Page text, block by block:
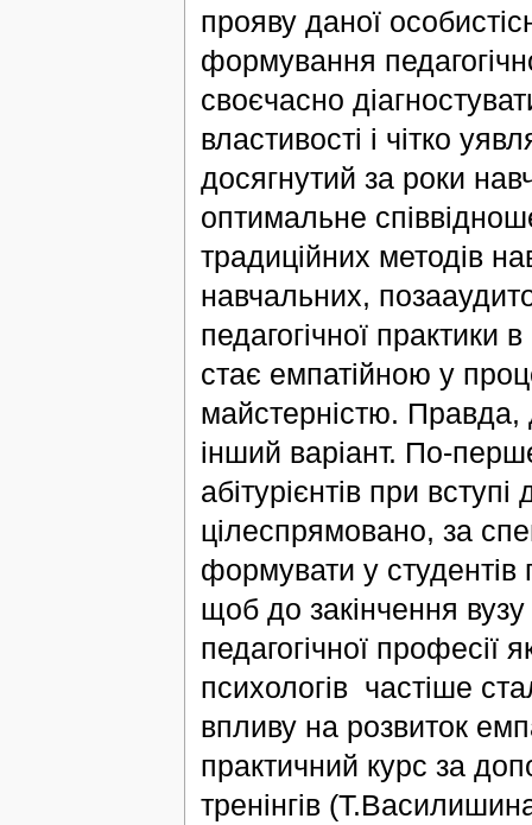
прояву даної
формування
своєчасно
властивості і чітко
досягнутий за роки
оптимальне
традиційних методів
навчальних,
педагогічної практики
стає емпатійною у
майстерністю.
інший варіант. По-
абітурієнтів при
цілеспрямовано, за
формувати у студентів
щоб до закінчення
педагогічної професії
психологів частіше
впливу на розвиток
практичний курс за
тренінгів